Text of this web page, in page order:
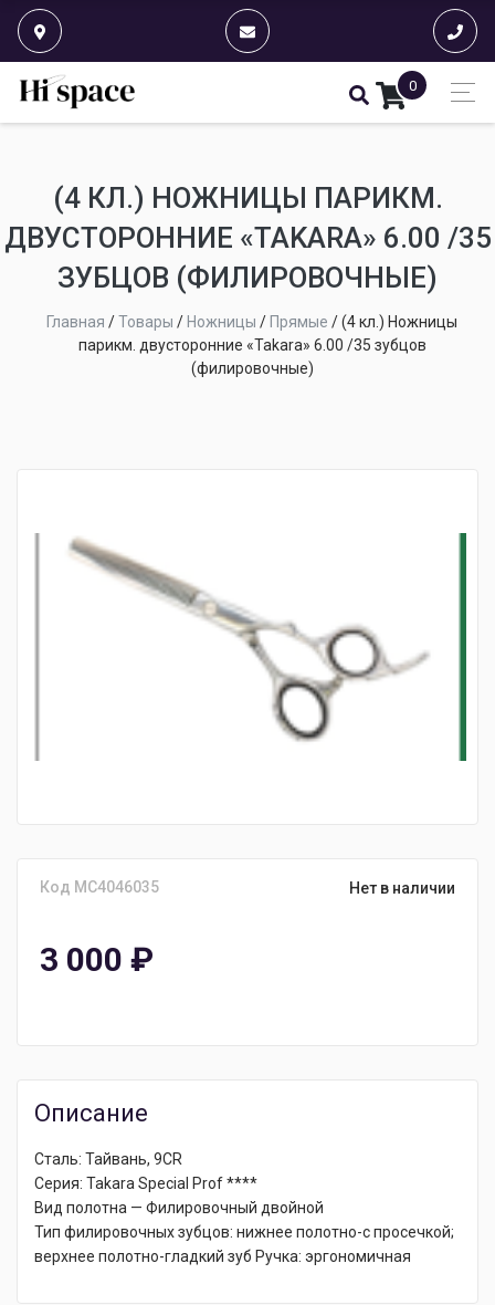
0
(4 КЛ.) НОЖНИЦЫ ПАРИКМ.
ДВУСТОРОННИЕ «TAKARA» 6.00 /35
ЗУБЦОВ (ФИЛИРОВОЧНЫЕ)
Главная /Товары / Ножницы / Прямые /(4 кл.) Ножницы
парикм. двусторонние «Takara» 6.00 /35 зубцов
(филировочные)
Код MC4046035 Нет в наличии
3 000 ₽
Описание
Сталь: Тайвань, 9CR
Серия: Takara Special Prof ****
Вид полотна — Филировочный двойной
Тип филировочных зубцов: нижнее полотно-с просечкой;
верхнее полотно-гладкий зуб Ручка: эргономичная